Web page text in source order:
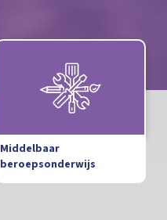
Middelbaar
beroepsonderwijs